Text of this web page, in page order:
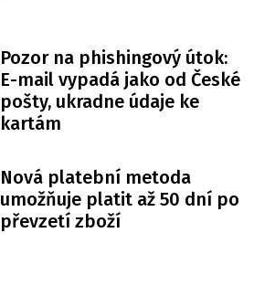
Pozor na phishingový útok:
E-mail vypadá jako od České
pošty, ukradne údaje ke
kartám
Nová platební metoda
umožňuje platit až 50 dní po
převzetí zboží